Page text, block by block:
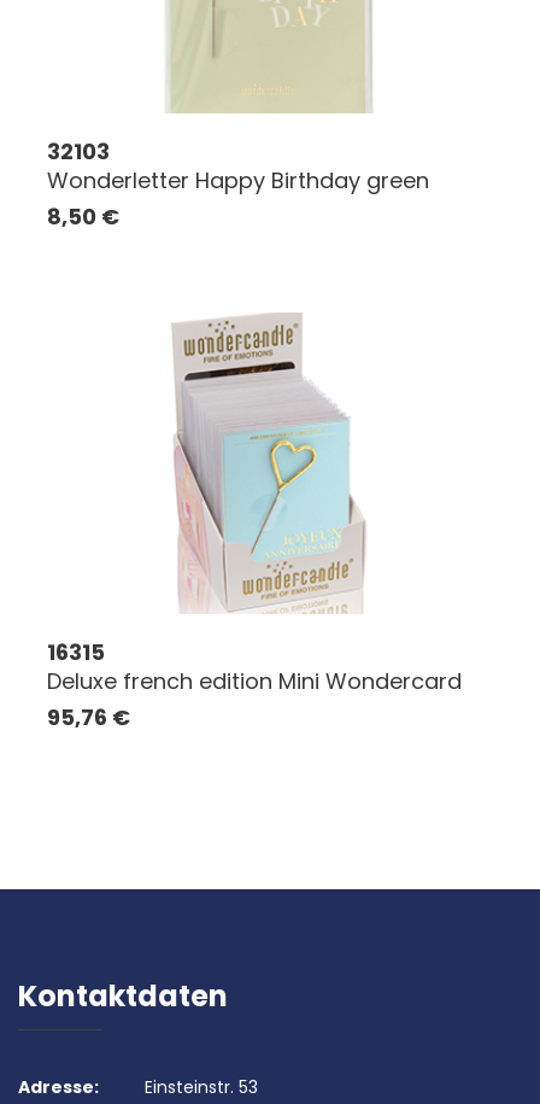
32103
Wonderletter Happy Birthday green
8,50 €
16315
Deluxe french edition Mini Wondercard
95,76 €
Kontaktdaten
Adresse:
Einsteinstr. 53